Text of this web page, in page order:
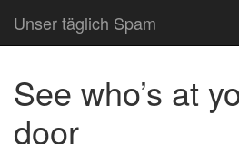
Unser täglich Spam
See who’s at
door